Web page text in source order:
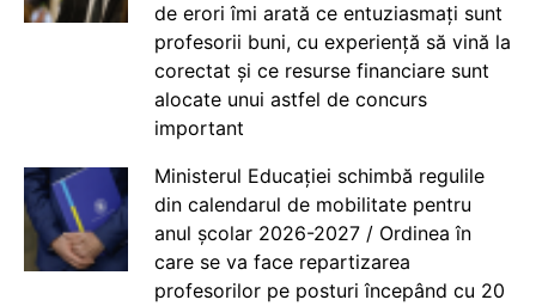
de erori îmi arată ce entuziasmați sunt
profesorii buni, cu experiență să vină la
corectat și ce resurse financiare sunt
alocate unui astfel de concurs
important
Ministerul Educației schimbă regulile
din calendarul de mobilitate pentru
anul școlar 2026-2027 / Ordinea în
care se va face repartizarea
profesorilor pe posturi începând cu 20